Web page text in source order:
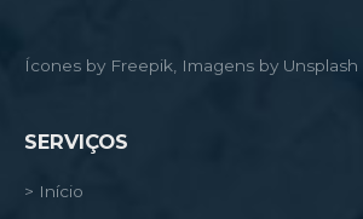
Ícones by Freepik, Imagens by Unsplash
SERVIÇOS
> Início